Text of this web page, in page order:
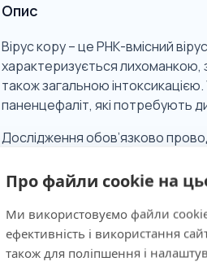
Про файли cookie на
Ми використовуємо файли cookie
ефективність і використання
також для поліпшення і
Опис
Вірус кору – це РНК-вмісний
характеризується лихоманкою,
також загальною інтоксикацією.
паненцефаліт, які потребують
Дослідження обов’язково
Показання